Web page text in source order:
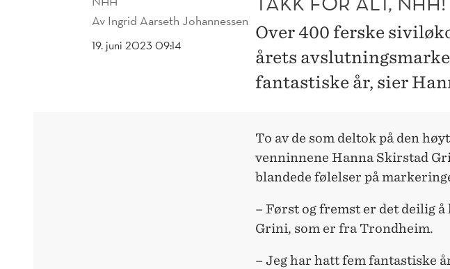
Av Ingrid Aarseth Johannessen
19. juni 2023 09:14
Over 400 ferske
årets
fantastiske år, sier
To av de som deltok på den
venninnene Hanna Skirstad
blandede følelser på
– Først og fremst er det deilig
Grini, som er fra Trondheim.
– Jeg har hatt fem fantastiske